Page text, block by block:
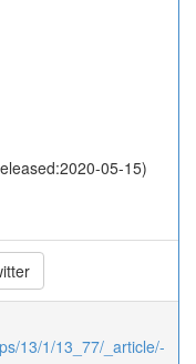
05-15)
13/1/13_77/_article/-